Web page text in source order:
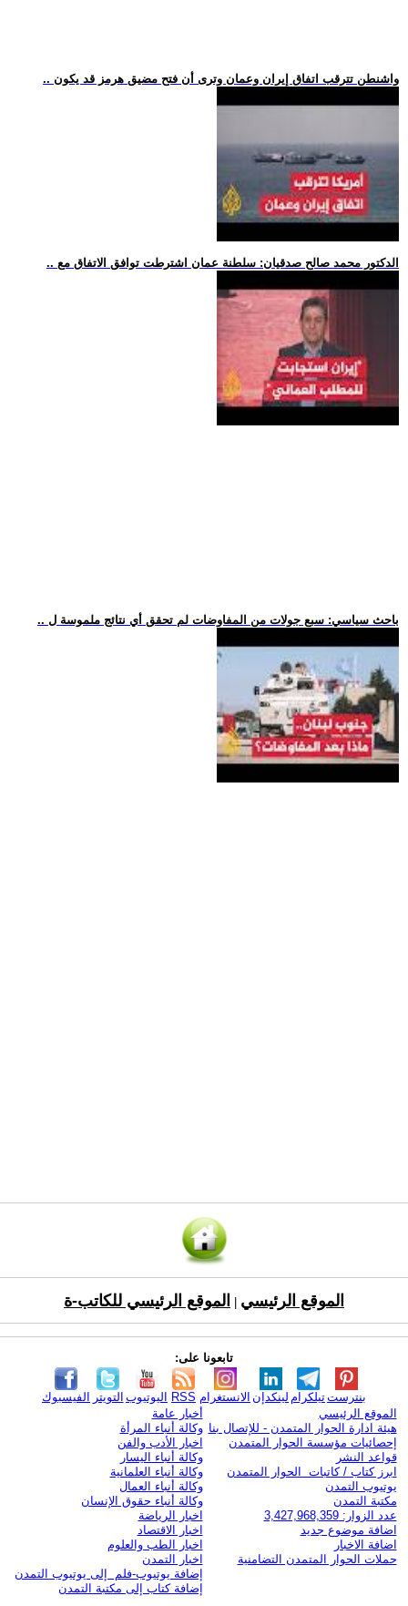
.. واشنطن تترقب اتفاق إيران وعمان وترى أن فتح مضيق هرمز قد يكون
.. الدكتور محمد صالح صدقيان: سلطنة عمان اشترطت توافق الاتفاق مع
.. باحث سياسي: سبع جولات من المفاوضات لم تحقق أي نتائج ملموسة ل
الموقع الرئيسي الموقع الرئيسي للكاتب-ة
تابعونا على:
الفيسبوك التويتر اليوتيوب RSS الانستغرام لينكدإن تيلكرامبنترست
الموقع الرئيسي
هيئة ادارة الحوار المتمدن - للإتصال بنا
إحصائيات مؤسسة الحوار المتمدن
قواعد النشر
ابرز كتاب / كاتبات الحوار المتمدن
يوتيوب التمدن
مكتبة التمدن
عدد الزوار: 3,427,968,359
اضافة موضوع جديد
اضافة الاخبار
حملات الحوار المتمدن التضامنية
أخبار عامة
وكالة أنباء المرأة
اخبار الأدب والفن
وكالة أنباء اليسار
وكالة أنباء العلمانية
وكالة أنباء العمال
وكالة أنباء حقوق الإنسان
اخبار الرياضة
اخبار الاقتصاد
اخبار الطب والعلوم
اخبار التمدن
إضافة يوتيوب-فلم إلى يوتيوب التمدن
إضافة كتاب إلى مكتبة التمدن